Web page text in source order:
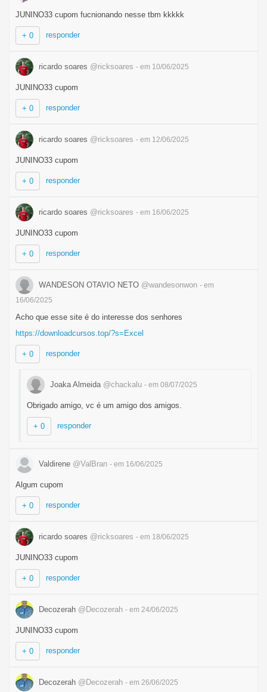
JUNINO33 cupom fucnionando nesse tbm kkkkk
+ 0 responder
ricardo soares @ricksoares - em 10/06/2025
JUNINO33 cupom
+ 0 responder
ricardo soares @ricksoares - em 12/06/2025
JUNINO33 cupom
+ 0 responder
ricardo soares @ricksoares - em 16/06/2025
JUNINO33 cupom
+ 0 responder
WANDESON OTAVIO NETO @wandesonwon - em
16/06/2025
Acho que esse site é do interesse dos senhores
https://downloadcursos.top/?s=Excel
+ 0 responder
Joaka Almeida @chackalu - em 08/07/2025
Obrigado amigo, vc é um amigo dos amigos.
+ 0 responder
Valdirene @ValBran - em 16/06/2025
Algum cupom
+ 0 responder
ricardo soares @ricksoares - em 18/06/2025
JUNINO33 cupom
+ 0 responder
Decozerah @Decozerah - em 24/06/2025
JUNINO33 cupom
+ 0 responder
Decozerah @Decozerah - em 26/06/2025